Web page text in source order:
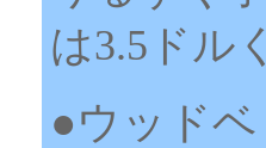
は3.5ドル
●ウッド